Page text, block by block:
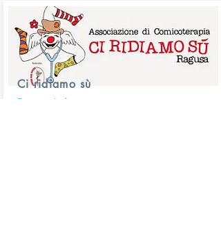
Ragusa, Italia
Ci ridiamo sù